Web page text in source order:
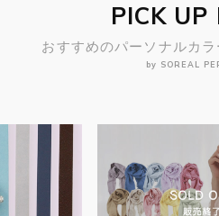
PICK UP
おすすめのパーソナルカ
by SOREAL